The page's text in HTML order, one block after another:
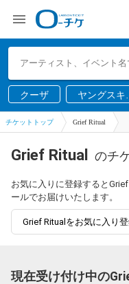
クーザ
ヤングスキ
ー
チケットトップ Grief Ritual
Grief Ritual のチ
お気に入りに登録すると
ールでお届けいたします。
Grief Ritualをお気に入り
現在受け付け中の